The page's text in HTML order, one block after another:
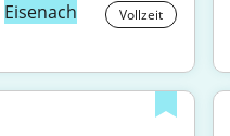
Eisenach Vollzeit